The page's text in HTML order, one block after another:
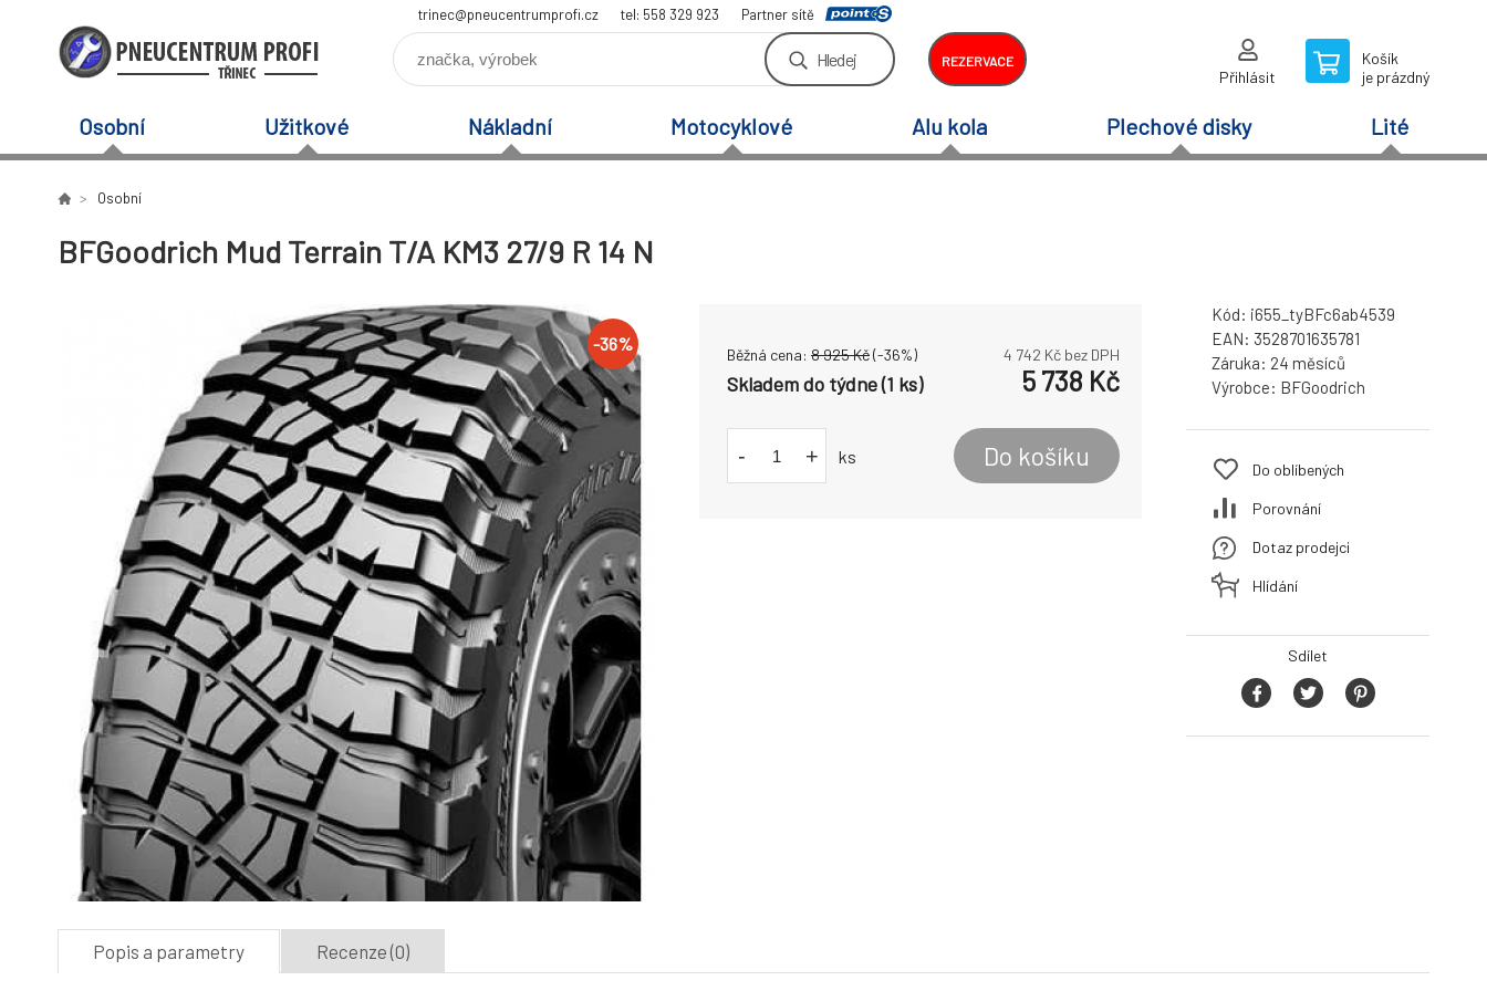
trinec@pneucentrumprofi.cz tel: 558 329 923 Partner sítě
Hledej REZERVACE
Přihlásit
Košík
je prázdný
Osobní Užitkové Nákladní Motocyklové Alu kola Plechové disky Lité
Osobní
BFGoodrich Mud Terrain T/A KM3 27/9 R 14 N
-36%
Běžná cena: 8 925Kč(-36%) 4 742 Kč bez DPH
Skladem do týdne (1 ks) 5 738 Kč
- + ks Do košíku
Kód: i655_tyBFc6ab4539
EAN: 3528701635781
Záruka: 24 měsíců
Výrobce: BFGoodrich
Do oblíbených
Porovnání
Dotaz prodejci
Hlídání
Sdílet
Popis a parametry Recenze (0)